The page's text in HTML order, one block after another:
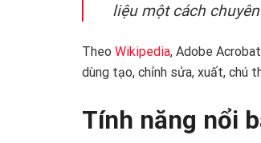
liệu một cách
Theo Wikipedia, Adobe
dùng tạo, chỉnh sửa, xuất, chú
Tính năng nổi